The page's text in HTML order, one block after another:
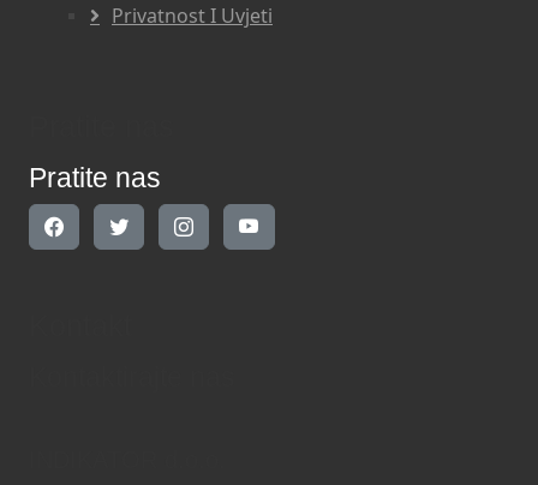
Privatnost I Uvjeti
Pratite nas